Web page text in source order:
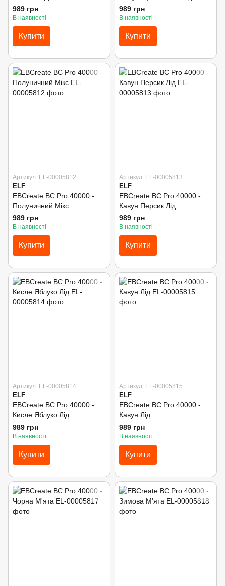
989 грн
В наявності
Купити
989 грн
В наявності
Купити
Артикул: EL-00005812
ELF
EBCreate BC Pro 40000 -
Полуничний Мікс
989 грн
В наявності
Купити
Артикул: EL-00005813
ELF
EBCreate BC Pro 40000 -
Кавун Персик Лід
989 грн
В наявності
Купити
Артикул: EL-00005814
ELF
EBCreate BC Pro 40000 -
Кисле Яблуко Лід
989 грн
В наявності
Купити
Артикул: EL-00005815
ELF
EBCreate BC Pro 40000 -
Кавун Лід
989 грн
В наявності
Купити